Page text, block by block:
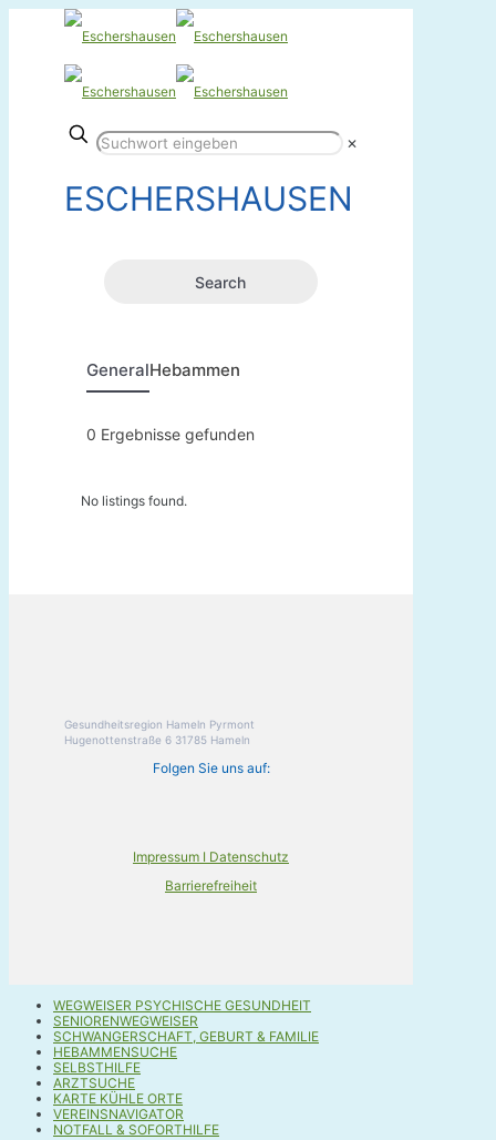
✕
ESCHERSHAUSEN
Search
GeneralHebammen
0 Ergebnisse gefunden
No listings found.
Gesundheitsregion Hameln Pyrmont
Hugenottenstraße 6 31785 Hameln
Folgen Sie uns auf:
Impressum I Datenschutz
Barrierefreiheit
WEGWEISER PSYCHISCHE GESUNDHEIT
SENIORENWEGWEISER
SCHWANGERSCHAFT, GEBURT & FAMILIE
HEBAMMENSUCHE
SELBSTHILFE
ARZTSUCHE
KARTE KÜHLE ORTE
VEREINSNAVIGATOR
NOTFALL & SOFORTHILFE